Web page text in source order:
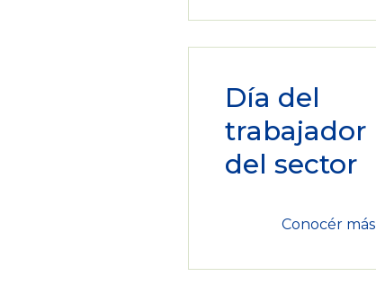
Día del
trabajador
del sector
Conocér más